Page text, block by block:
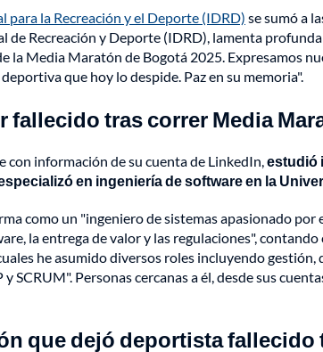
la Recreación y el Deporte (IDRD) se sumó a
Recreación y Deporte (IDRD), lamenta
la Media Maratón de Bogotá 2025. Expresamos
que hoy lo despide. Paz en su memoria".
fallecido tras correr Media
con información de su cuenta de LinkedIn,estudió
en ingeniería de software en la
como un "ingeniero de sistemas apasionado
la entrega de valor y las regulaciones",
he asumido diversos roles incluyendo
SCRUM". Personas cercanas a él, desde sus
que dejó deportista fallecido